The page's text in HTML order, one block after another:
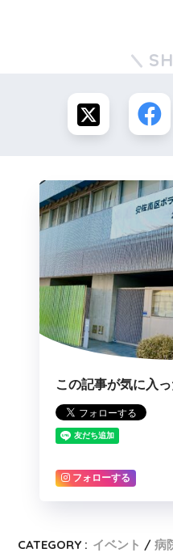
この記事が気に入
フォローする
CATEGORY : イベント 病